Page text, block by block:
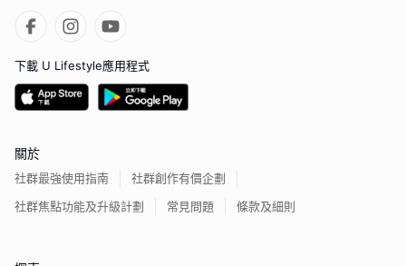
下載 U Lifestyle應用程式
關於
社群最強使用指南
社群創作有價企劃
社群焦點功能及升級計劃
常見問題 條款及細則